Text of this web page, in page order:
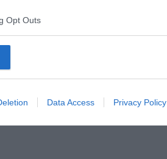
Opt Outs
Data Access Privacy Policy
alla presentazione del premio